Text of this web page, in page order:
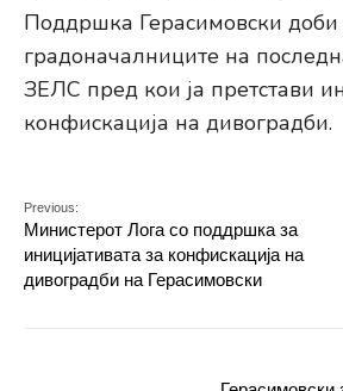
Поддршка Герасимовски
градоначалниците на
ЗЕЛС пред кои ја претстави
конфискација на дивоградби.
Previous:
Министерот Лога со поддршка за
иницијативата за конфискација на
дивоградби на Герасимовски